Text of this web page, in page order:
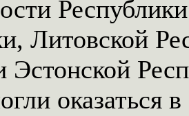
Литовской
оказаться